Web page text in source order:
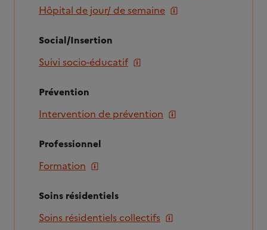
Hôpital de jour/ de semaine
Social/Insertion
Suivi socio-éducatif
Prévention
Intervention de prévention
Professionnel
Formation
Soins résidentiels
Soins résidentiels collectifs